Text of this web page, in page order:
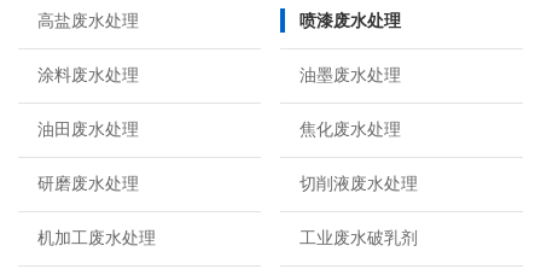
高盐废水处理 喷漆废水处理
涂料废水处理 油墨废水处理
油田废水处理 焦化废水处理
研磨废水处理 切削液废水处理
机加工废水处理 工业废水破乳剂